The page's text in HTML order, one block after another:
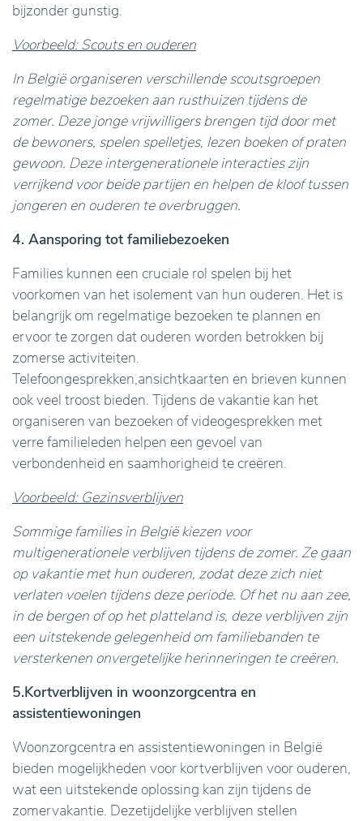
bijzonder gunstig.
Voorbeeld: Scouts en ouderen
In België organiseren verschillende scoutsgroepen
regelmatige bezoeken aan rusthuizen tijdens de
zomer. Deze jonge vrijwilligers brengen tijd door met
de bewoners, spelen spelletjes, lezen boeken of praten
gewoon. Deze intergenerationele interacties zijn
verrijkend voor beide partijen en helpen de kloof tussen
jongeren en ouderen te overbruggen.
4. Aansporing tot familiebezoeken
Families kunnen een cruciale rol spelen bij het
voorkomen van het isolement van hun ouderen. Het is
belangrijk om regelmatige bezoeken te plannen en
ervoor te zorgen dat ouderen worden betrokken bij
zomerse activiteiten.
Telefoongesprekken,ansichtkaarten en brieven kunnen
ook veel troost bieden. Tijdens de vakantie kan het
organiseren van bezoeken of videogesprekken met
verre familieleden helpen een gevoel van
verbondenheid en saamhorigheid te creëren.
Voorbeeld: Gezinsverblijven
Sommige families in België kiezen voor
multigenerationele verblijven tijdens de zomer. Ze gaan
op vakantie met hun ouderen, zodat deze zich niet
verlaten voelen tijdens deze periode. Of het nu aan zee,
in de bergen of op het platteland is, deze verblijven zijn
een uitstekende gelegenheid om familiebanden te
versterkenen onvergetelijke herinneringen te creëren.
5.Kortverblijven in woonzorgcentra en
assistentiewoningen
Woonzorgcentra en assistentiewoningen in België
bieden mogelijkheden voor kortverblijven voor ouderen,
wat een uitstekende oplossing kan zijn tijdens de
zomervakantie. Dezetijdelijke verblijven stellen